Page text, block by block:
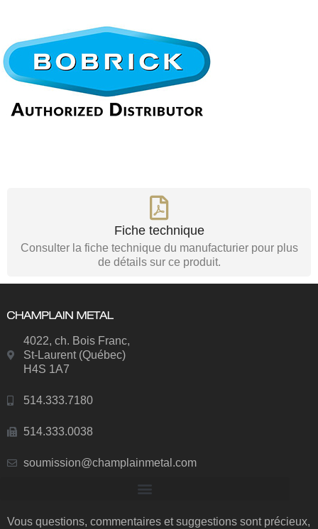
Fiche technique
Consulter la fiche technique du manufacturier pour plus
de détails sur ce produit.
4022, ch. Bois Franc,
St-Laurent (Québec)
H4S 1A7
514.333.7180
514.333.0038
soumission@champlainmetal.com
Vous questions, commentaires et suggestions sont précieux,